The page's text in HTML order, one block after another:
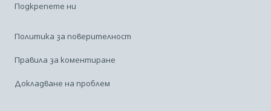
Подкрепете ни
Политика за поверителност
Правила за коментиране
Докладване на проблем